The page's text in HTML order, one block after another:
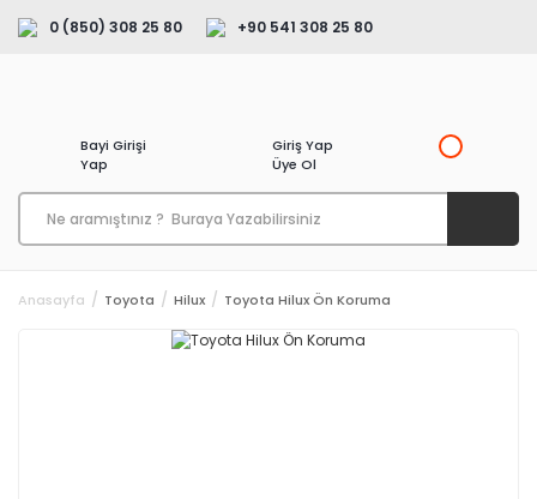
0 (850) 308 25 80 +90 541 308 25 80
Bayi Girişi
Yap
Giriş Yap
Üye Ol
Anasayfa Toyota Hilux Toyota Hilux Ön Koruma